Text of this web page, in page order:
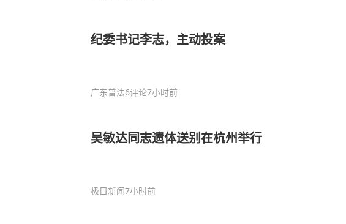
纪委书记李志，主动投案
广东普法6评论7小时前
吴敏达同志遗体送别在杭州举行
极目新闻7小时前